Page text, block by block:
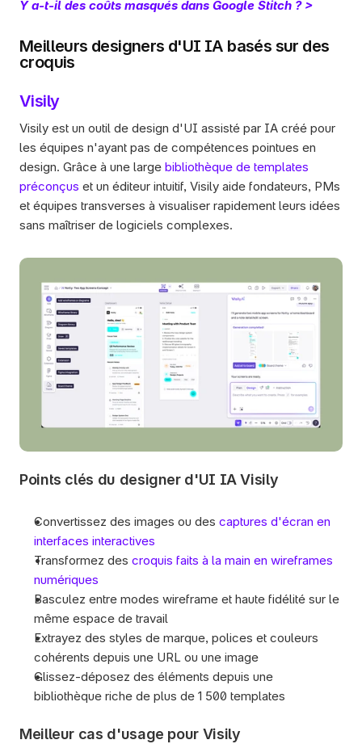
Y a-t-il des coûts masqués dans Google Stitch ? >
Meilleurs designers d'UI IA basés sur des
croquis
Visily
Visily est un outil de design d'UI assisté par IA créé pour
les équipes n'ayant pas de compétences pointues en
design. Grâce à une large bibliothèque de templates
préconçus et un éditeur intuitif, Visily aide fondateurs, PMs
et équipes transverses à visualiser rapidement leurs idées
sans maîtriser de logiciels complexes.
Points clés du designer d'UI IA Visily
Convertissez des images ou des captures d'écran en
interfaces interactives
Transformez des croquis faits à la main en wireframes
numériques
Basculez entre modes wireframe et haute fidélité sur le
même espace de travail
Extrayez des styles de marque, polices et couleurs
cohérents depuis une URL ou une image
Glissez-déposez des éléments depuis une
bibliothèque riche de plus de 1 500 templates
Meilleur cas d'usage pour Visily